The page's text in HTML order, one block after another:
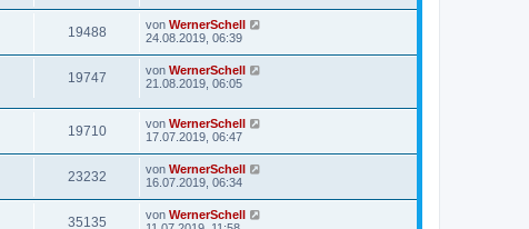
19488 von WernerSchell
24.08.2019, 06:39
19747 von WernerSchell
21.08.2019, 06:05
19710 von WernerSchell
17.07.2019, 06:47
23232 von WernerSchell
16.07.2019, 06:34
35135 von WernerSchell